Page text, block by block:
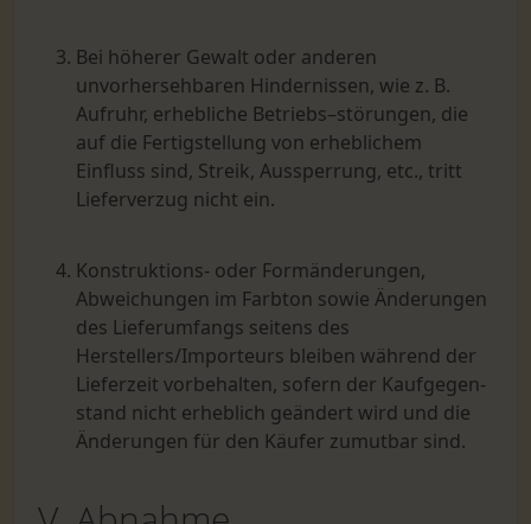
Bei höherer Gewalt oder anderen
unvorhersehbaren Hindernissen, wie z. B.
Aufruhr, erhebliche Betriebs–störungen, die
auf die Fertigstellung von erheblichem
Einfluss sind, Streik, Aussperrung, etc., tritt
Lieferver­zug nicht ein.
Konstruktions- oder Formänderungen,
Abweichungen im Farbton sowie Änderungen
des Lieferumfangs seitens des
Herstellers/Importeurs bleiben während der
Lieferzeit vorbehalten, sofern der Kaufgegen-
stand nicht erheblich geändert wird und die
Änderungen für den Käufer zumutbar sind.